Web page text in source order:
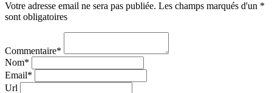
Votre adresse email ne sera pas publiée. Les champs marqués d'un *
sont obligatoires
Commentaire*
Nom*
Email*
Url